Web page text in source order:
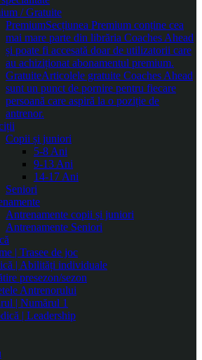
/ Gratuite
PremiumSecțiunea Premium conține cea
mai mare parte din librăria Coaches Ahead
și poate fi accesată doar de utilizatorii care
au achiziționat abonamentul premium.
GratuiteArticolele gratuite Coaches Ahead
sunt un punct de pornire pentru fiecare
persoană care aspiră la o poziție de
antrenor.
Copii și juniori
5-8 Ani
9-13 Ani
14-17 Ani
Seniori
Antrenamente copii și juniori
Antrenamente Seniori
| Trasee de joc
| Abilități individuale
presezon/sezon
Antrenorului
| Numărul 1
| Leadership